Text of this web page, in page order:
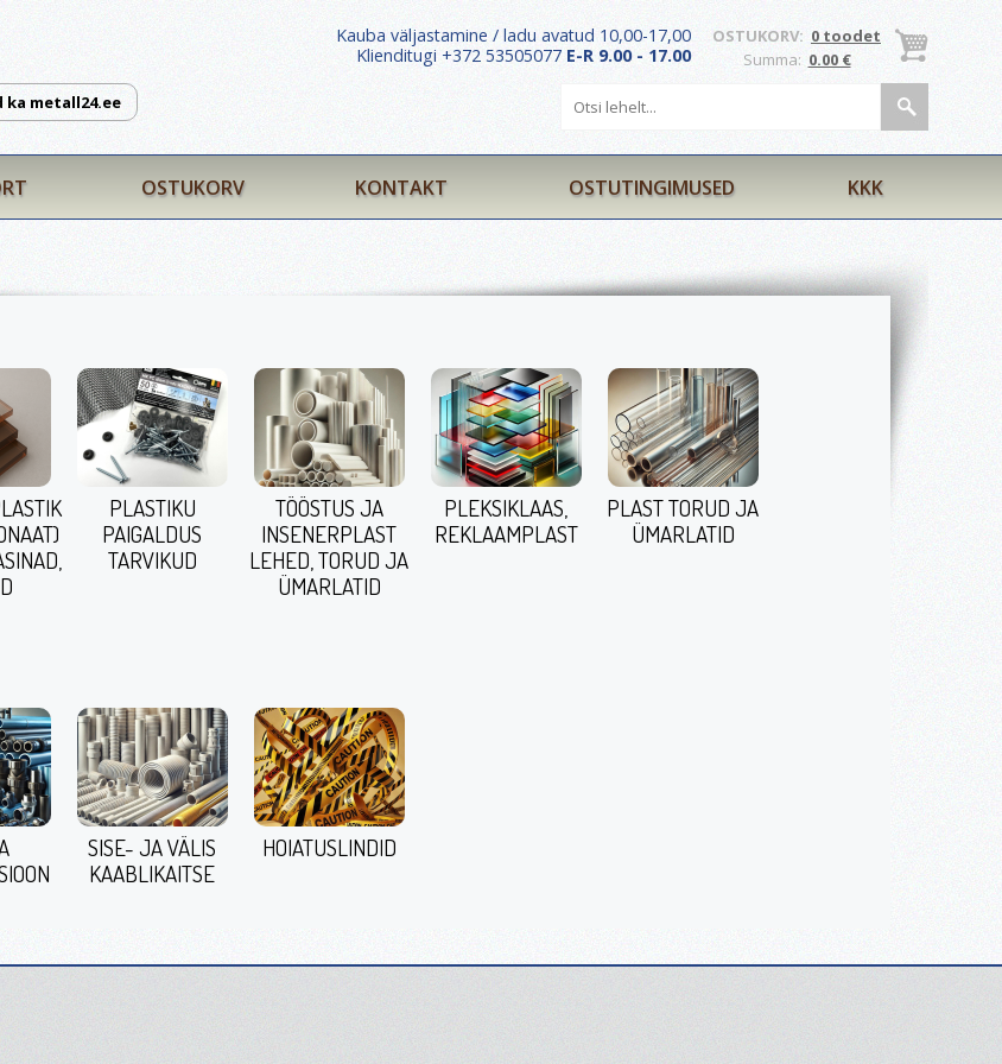
ka metall24.ee
Kauba väljastamine / ladu avatud 10,00-17,00
Klienditugi +372 53505077 E-R 9.00 - 17.00
OSTUKORV: 0 toodet
Summa: 0.00 €
OSTUKORV KONTAKT OSTUTINGIMUSED KKK
PLASTIKU
PAIGALDUS
TARVIKUD
TÖÖSTUS JA
INSENERPLAST
LEHED, TORUD JA
ÜMARLATID
PLEKSIKLAAS,
REKLAAMPLAST
PLAST TORUD JA
ÜMARLATID
SISE- JA VÄLIS
KAABLIKAITSE
HOIATUSLINDID